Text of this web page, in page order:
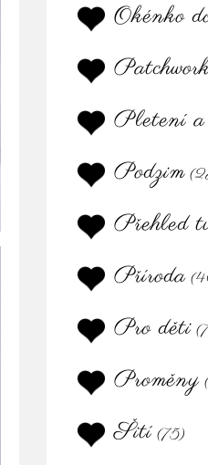
Okénko
Pletení a
Podzim
Přehled
Příroda
Pro děti
Proměny
Šití (75)